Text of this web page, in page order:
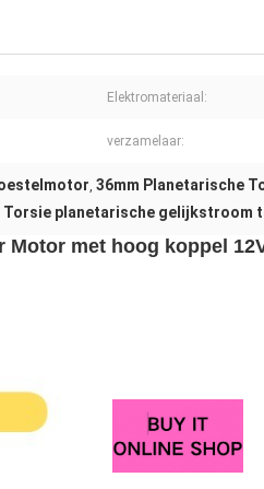
Elektromateriaal:
verzamelaar:
, 36mm Planetarische
Torsie planetarische gelijkstroom
Motor met hoog koppel